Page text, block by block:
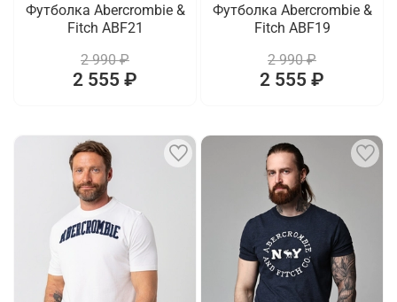
Футболка Abercrombie &
Fitch ABF21
2 990 ₽
2 555 ₽
Футболка Abercrombie &
Fitch ABF19
2 990 ₽
2 555 ₽